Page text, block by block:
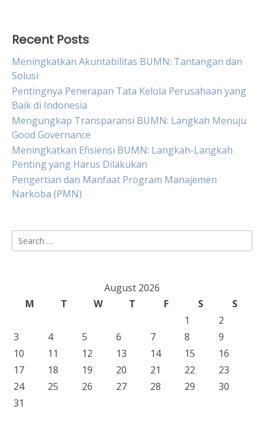
Recent Posts
Meningkatkan Akuntabilitas BUMN: Tantangan dan
Solusi
Pentingnya Penerapan Tata Kelola Perusahaan yang
Baik di Indonesia
Mengungkap Transparansi BUMN: Langkah Menuju
Good Governance
Meningkatkan Efisiensi BUMN: Langkah-Langkah
Penting yang Harus Dilakukan
Pengertian dan Manfaat Program Manajemen
Narkoba (PMN)
Search
for:
August 2026
M
T W T F S
S
1
2
3
4 5 6 7 8
9
10
11 12 13 14 15
16
17
18 19 20 21 22
23
24
25 26 27 28 29
30
31